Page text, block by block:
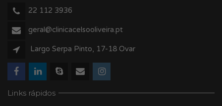
22 112 3936
geral@clinicacelsooliveira.pt
Largo Serpa Pinto, 17-18 Ovar
Links rápidos